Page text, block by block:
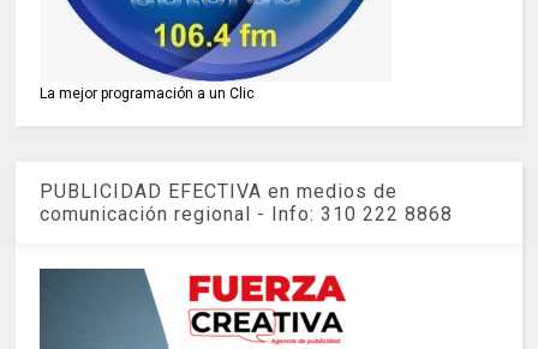
La mejor programación a un Clic
PUBLICIDAD EFECTIVA en medios de
comunicación regional - Info: 310 222 8868